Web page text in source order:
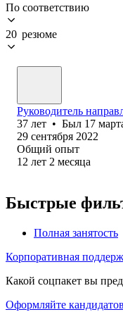
По соответствию
20 резюме
Руководитель
37 лет • Был 17
29 сентября 2022
Общий опыт
12 лет 2 месяца
Быстрые
Полная занятость
Корпоративная
Какой соцпакет вы
Оформляйте